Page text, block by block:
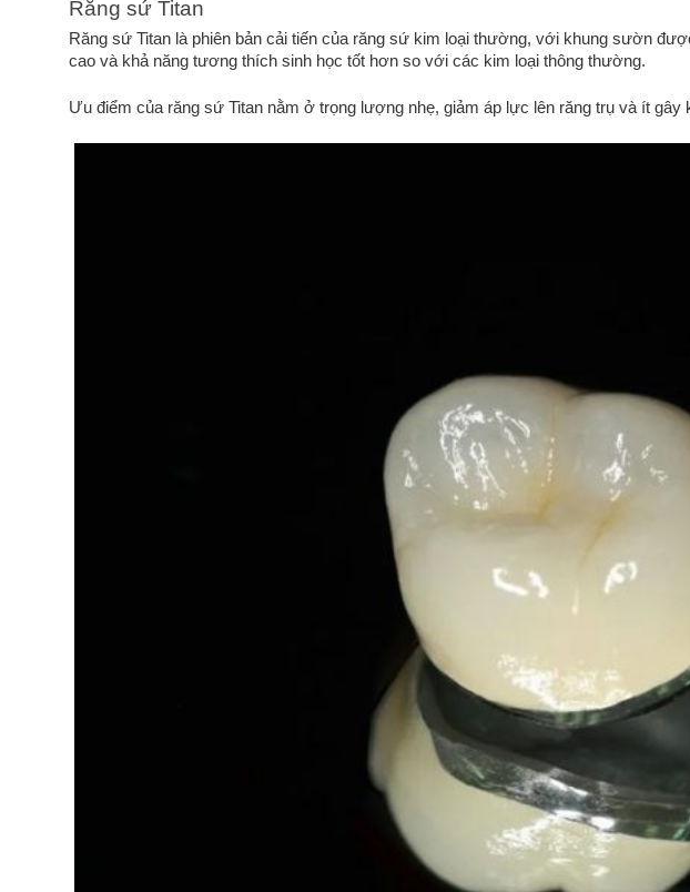
Răng sứ Titan
Răng sứ Titan là phiên bản cải tiến của răng sứ kim loại thường, với khung sườn
cao và khả năng tương thích sinh học tốt hơn so với các kim loại thông thường.
Ưu điểm của răng sứ Titan nằm ở trọng lượng nhẹ, giảm áp lực lên răng trụ và ít